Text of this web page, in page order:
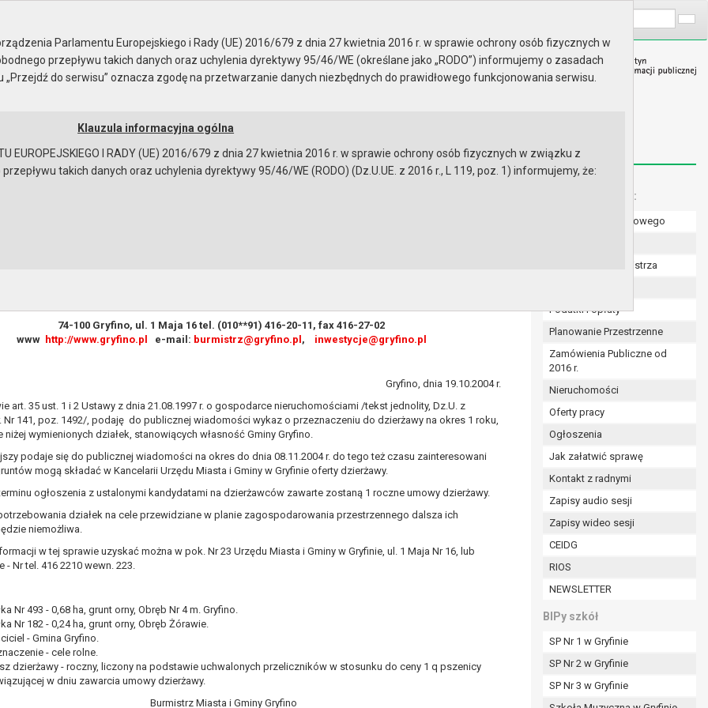
Instrukcja korzystania Dostępność
74-100 Gryfino, ul. 1 Maja 16 tel. (010**91) 416-20-11, fax 416-27-02
www http://www.gryfino.pl e-mail: burmistrz@gryfino.pl , inwestycje@gryfino.pl
Gryfino, dnia 19.10.2004 r.
art. 35 ust. 1 i 2 Ustawy z dnia 21.08.1997 r. o gospodarce nieruchomościami /tekst jednolity, Dz.U. z
Nr 141, poz. 1492/, podaję do publicznej wiadomości wykaz o przeznaczeniu do dzierżawy na okres 1 roku,
niżej wymienionych działek, stanowiących własność Gminy Gryfino.
podaje się do publicznej wiadomości na okres do dnia 08.11.2004 r. do tego też czasu zainteresowani
mogą składać w Kancelarii Urzędu Miasta i Gminy w Gryfinie oferty dzierżawy.
ogłoszenia z ustalonymi kandydatami na dzierżawców zawarte zostaną 1 roczne umowy dzierżawy.
działek na cele przewidziane w planie zagospodarowania przestrzennego dalsza ich
niemożliwa.
w tej sprawie uzyskać można w pok. Nr 23 Urzędu Miasta i Gminy w Gryfinie, ul. 1 Maja Nr 16, lub
- Nr tel. 416 2210 wewn. 223.
Nr 493 - 0,68 ha, grunt orny, Obręb Nr 4 m. Gryfino.
Nr 182 - 0,24 ha, grunt orny, Obręb Żórawie.
- Gmina Gryfino.
- cele rolne.
dzierżawy - roczny, liczony na podstawie uchwalonych przeliczników w stosunku do ceny 1 q pszenicy
w dniu zawarcia umowy dzierżawy.
Burmistrz Miasta i Gminy Gryfino
Menu dodatkowe:
Numer konta bankowego
Zarządzenia Burmistrza
Podatki i opłaty
Planowanie Przestrzenne
Zamówienia Publiczne od
2016 r.
Nieruchomości
Oferty pracy
Ogłoszenia
Jak załatwić sprawę
Kontakt z radnymi
Zapisy audio sesji
Zapisy wideo sesji
CEIDG
RIOS
NEWSLETTER
BIPy szkół
SP Nr 1 w Gryfinie
SP Nr 2 w Gryfinie
SP Nr 3 w Gryfinie
Parlamentu Europejskiego i Rady (UE) 2016/679 z dnia 27 kwietnia 2016 r. w sprawie ochrony osób fizycznych w
przepływu takich danych oraz uchylenia dyrektywy 95/46/WE (określane jako „RODO”) informujemy o zasadach
do serwisu” oznacza zgodę na przetwarzanie danych niezbędnych do prawidłowego funkcjonowania serwisu.
Klauzula informacyjna ogólna
EUROPEJSKIEGO I RADY (UE) 2016/679 z dnia 27 kwietnia 2016 r. w sprawie ochrony osób fizycznych w związku z
takich danych oraz uchylenia dyrektywy 95/46/WE (RODO) (Dz.U.UE. z 2016 r., L 119, poz. 1) informujemy, że:
przepisami prawa w celu:
a w szczególności ustawy z dnia 8 marca 1990 r. o samorządzie gminnym (Dz.U. z 2017r., poz. 1875 ze zm.) oraz z
a także obowiązków i zadań zleconych przez instytucje nadrzędne wobec Gminy;
lub innej osoby fizycznej;
lub w ramach sprawowania władzy publicznej powierzonej administratorowi;
są wyłącznie na podstawie wcześniej udzielonej zgody w zakresie i celu określonym w treści zgody.
w pkt. 3, dane osobowe mogą być udostępniane innym upoważnionym odbiorcom lub kategoriom odbiorców danych
administratora na podstawie zawartej z nim umowy powierzenia przetwarzania danych osobowych;
na podstawie odpowiednich przepisów prawa.
niezbędny do realizacji celu dla jakiego zostały zebrane oraz zgodnie z terminami archiwizacji określonymi przez
zgody osoby, której dane dotyczą przetwarzanie odbywa się do czasu wycofania tej zgody.
zawarcia i realizacji umowy przetwarzanie odbywa się przez okres niezbędny do realizacji zawartej umowy, a po tym
dla zabezpieczenia ewentualnych roszczeń, a w przypadku wyrażenia zgody na przetwarzanie danych po zakończeniu i
od momentu pozyskania przechowywane są przez okres wynikający z umowy o dofinansowanie zawartej między
i konieczności zachowania dokumentacji projektu do celów kontrolnych.
osobowych przysługuje Pani/Panu:
ich kopii na podstawie art. 15 RODO;